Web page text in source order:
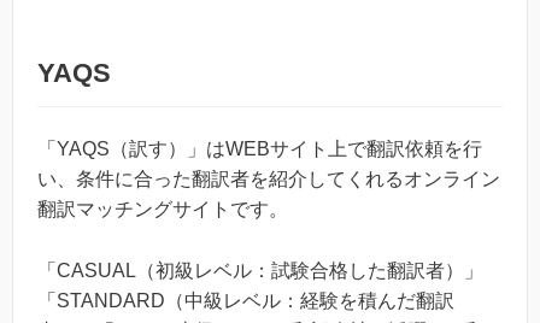
YAQS
「YAQS（訳す）」はWEBサイト上で翻訳依頼を行
い、条件に合った翻訳者を紹介してくれるオンライン
翻訳マッチングサイトです。
「CASUAL（初級レベル：試験合格した翻訳者）」
「STANDARD（中級レベル：経験を積んだ翻訳